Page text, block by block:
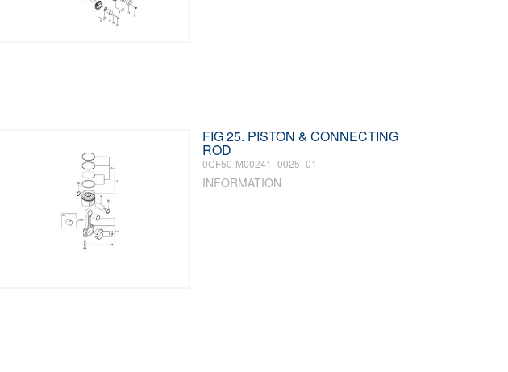
FIG 25. PISTON & CONNECTING
ROD
0CF50-M00241_0025_01
INFORMATION